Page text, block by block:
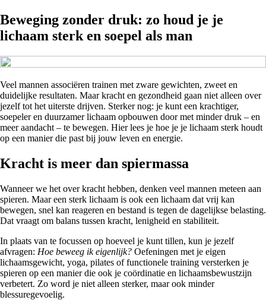
Beweging zonder druk: zo houd je je
lichaam sterk en soepel als man
Veel mannen associëren trainen met zware gewichten, zweet en
duidelijke resultaten. Maar kracht en gezondheid gaan niet alleen over
jezelf tot het uiterste drijven. Sterker nog: je kunt een krachtiger,
soepeler en duurzamer lichaam opbouwen door met minder druk – en
meer aandacht – te bewegen. Hier lees je hoe je je lichaam sterk houdt
op een manier die past bij jouw leven en energie.
Kracht is meer dan spiermassa
Wanneer we het over kracht hebben, denken veel mannen meteen aan
spieren. Maar een sterk lichaam is ook een lichaam dat vrij kan
bewegen, snel kan reageren en bestand is tegen de dagelijkse belasting.
Dat vraagt om balans tussen kracht, lenigheid en stabiliteit.
In plaats van te focussen op hoeveel je kunt tillen, kun je jezelf
afvragen: Hoe beweeg ik eigenlijk? Oefeningen met je eigen
lichaamsgewicht, yoga, pilates of functionele training versterken je
spieren op een manier die ook je coördinatie en lichaamsbewustzijn
verbetert. Zo word je niet alleen sterker, maar ook minder
blessuregevoelig.